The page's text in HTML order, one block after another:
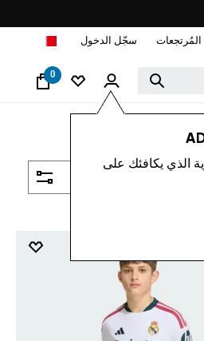
المُرتجعات سجّل الدخول
0
الذي يكافئك على